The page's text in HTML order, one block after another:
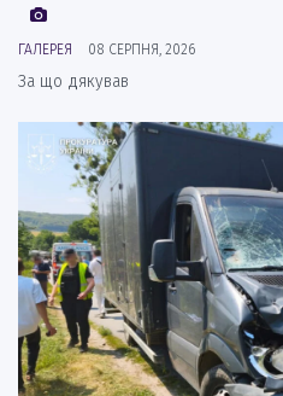
ГАЛЕРЕЯ 08 СЕРПНЯ, 2026
За що дякував